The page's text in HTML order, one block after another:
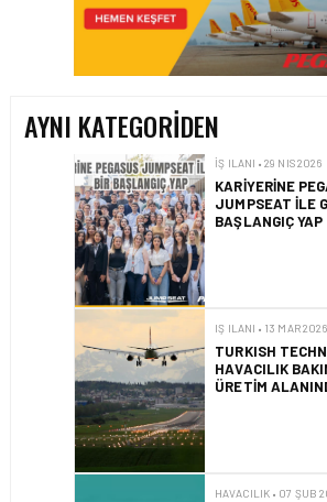
AYNI KATEGORIDEN
KARIYERINE
JUMPSEAT ILE
BAŞLANGIÇ YAP
TURKISH
HAVACILIK
ÜRETIM
FIRSATLARI
TAKE-OFF CADET
PROGRAMI